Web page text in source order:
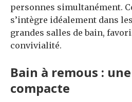
personnes simultanément.
s’intègre idéalement dans
grandes salles de bain,
convivialité.
Bain à remous :
compacte